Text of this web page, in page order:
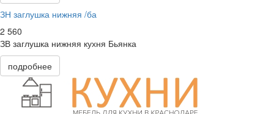
ЗН заглушка нижняя /ба
2 560
ЗВ заглушка нижняя кухня Бьянка
подробнее